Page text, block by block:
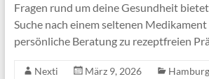
Fragen rund um deine Gesundheit
Suche nach einem seltenen
persönliche Beratung zu rezeptfreien
Nexti März 9, 2026 Hamburg